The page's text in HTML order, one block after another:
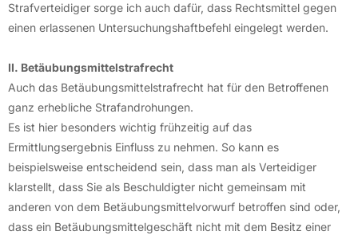
Strafverteidiger sorge ich auch dafür, dass Rechtsmittel gegen
einen erlassenen Untersuchungshaftbefehl eingelegt werden.
II. Betäubungsmittelstrafrecht
Auch das Betäubungsmittelstrafrecht hat für den Betroffenen
ganz erhebliche Strafandrohungen.
Es ist hier besonders wichtig frühzeitig auf das
Ermittlungsergebnis Einfluss zu nehmen. So kann es
beispielsweise entscheidend sein, dass man als Verteidiger
klarstellt, dass Sie als Beschuldigter nicht gemeinsam mit
anderen von dem Betäubungsmittelvorwurf betroffen sind oder,
dass ein Betäubungsmittelgeschäft nicht mit dem Besitz einer